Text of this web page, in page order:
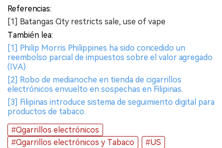
Referencias:
[1] Batangas City restricts sale, use of vape
También lea:
[1] Philip Morris Philippines ha sido concedido un
reembolso parcial de impuestos sobre el valor agregado
(IVA).
[2] Robo de medianoche en tienda de cigarrillos
electrónicos envuelto en sospechas en Filipinas.
[3] Filipinas introduce sistema de seguimiento digital para
productos de tabaco.
#Cigarrillos electrónicos
#Cigarrillos electrónicos y Tabaco
#US